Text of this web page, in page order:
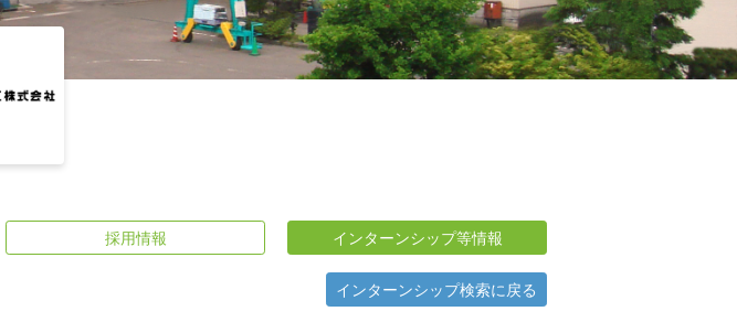
採用情報 インターンシップ等情報
インターンシップ検索に戻る